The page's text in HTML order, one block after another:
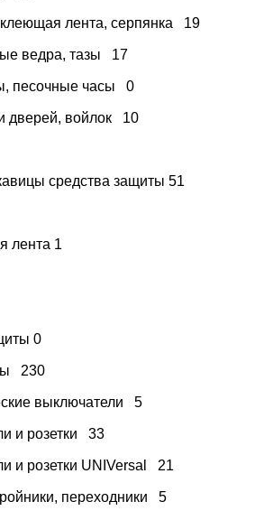
лента, серпянка 19
ведра, тазы 17
песочные часы 0
дверей, войлок 10
средства защиты 51
лента 1
0
230
выключатели 5
и розетки 33
и розетки UNIVersal 21
переходники 5